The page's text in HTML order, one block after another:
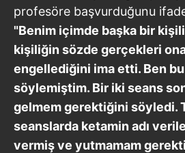
profesöre başvurduğunu
"Benim içimde başka bir
kişiliğin sözde gerçekleri
engellediğini ima etti. Ben
söylemiştim. Bir iki seans
gelmem gerektiğini söyledi.
seanslarda ketamin adı
vermiş ve yutmamam